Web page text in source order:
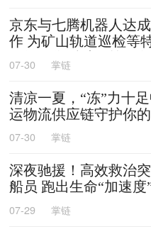
京东与七腾机器人达
作 为矿山轨道巡检等
人提供售后维修等服务
07-30 掌链
清凉一夏，“冻”力十
运物流供应链守护你
天
07-30 掌链
深夜驰援！高效救治
船员 跑出生命“加速度
07-29 掌链